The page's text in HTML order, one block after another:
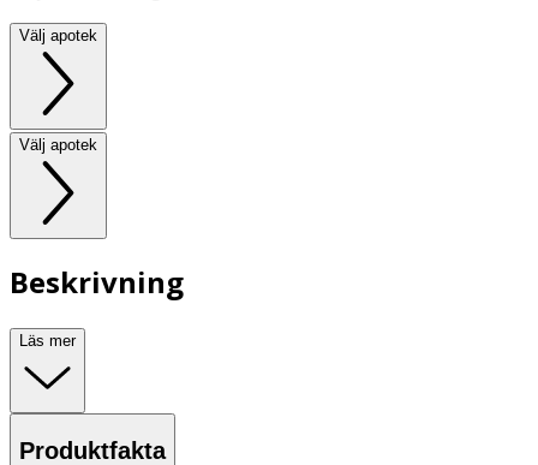
Välj apotek
Välj apotek
Beskrivning
Läs mer
Produktfakta